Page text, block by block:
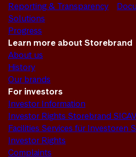
Reporting & Transparency
Solutions
Progress
Learn more about Storebrand
About us
History
Our brands
For investors
Investor Information
Investor Rights Storebrand SICAV
Facilities Services für Investoren
Investor Rights
Complaints